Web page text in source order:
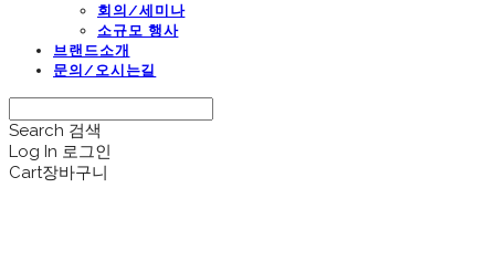
회의/세미나
소규모 행사
브랜드소개
문의/오시는길
Search 검색
Log In 로그인
Cart장바구니